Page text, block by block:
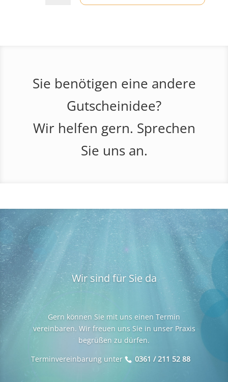
Sie benötigen eine andere
Gutscheinidee?
Wir helfen gern. Sprechen
Sie uns an.
Wir sind für Sie da
Gern können Sie mit uns einen Termin
vereinbaren. Wir freuen uns Sie in unser Praxis
begrüßen zu dürfen.
Terminvereinbarung unter
0361 / 211 52 88